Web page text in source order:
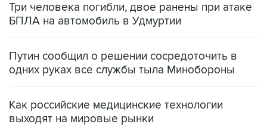
Три человека погибли, двое ранены при атаке
БПЛА на автомобиль в Удмуртии
Путин сообщил о решении сосредоточить в
одних руках все службы тыла Минобороны
Как российские медицинские технологии
выходят на мировые рынки